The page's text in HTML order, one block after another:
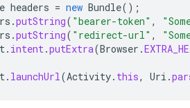
headers = new Bundle();
.putString( "bearer-token" ,
.putString( "redirect-url" ,
. intent.putExtra(Browser .
. launchUrl(Activity. this, Uri .